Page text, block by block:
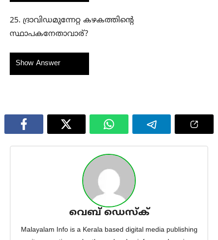
25. ദ്രാവിഡമുന്നേറ്റ കഴകത്തിന്റെ
സ്ഥാപകനേതാവാര്?
Show Answer
വെബ് ഡെസ്ക്
Malayalam Info is a Kerala based digital media publishing